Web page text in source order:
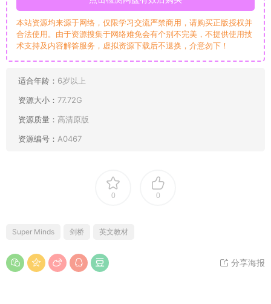
本站资源均来源于网络，仅限学习交流严禁商用，请购买正版授权并
合法使用。由于资源搜集于网络难免会有个别不完美，不提供使用技
术支持及内容解答服务，虚拟资源下载后不退换，介意勿下！
适合年龄： 6岁以上
资源大小： 77.72G
资源质量： 高清原版
资源编号： A0467
0 0
Super Minds 剑桥 英文教材
分享海报